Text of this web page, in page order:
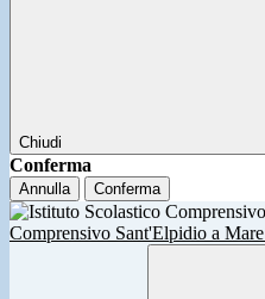
Chiudi
Conferma
Annulla Conferma
Comprensivo Sant'Elpidio a Mare